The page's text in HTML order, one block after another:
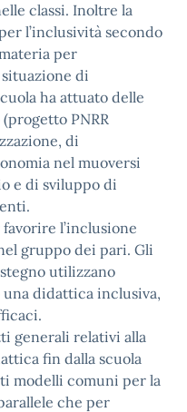
classi. Inoltre la
l’inclusività secondo
per
di
ha attuato delle
PNRR
di
nel muoversi
e di sviluppo di
l’inclusione
gruppo dei pari. Gli
utilizzano
didattica inclusiva,
generali relativi alla
fin dalla scuola
modelli comuni per la
che per